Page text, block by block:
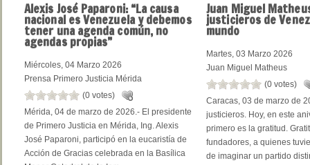
Alexis José Paparoni: “La causa
nacional es Venezuela y debemos
tener una agenda común, no
agendas propias”
Miércoles, 04 Marzo 2026
Prensa Primero Justicia Mérida
(0 votes)
Mérida, 04 de marzo de 2026.- El presidente
de Primero Justicia en Mérida, Ing. Alexis
José Paparoni, participó en la eucaristía de
Acción de Gracias celebrada en la Basílica
Juan Miguel
justicieros de
mundo
Martes, 03 Marzo 2026
Juan Miguel Matheus
(0 votes)
Caracas, 03 de marzo de
justicieros. Hoy, en este
primero es la gratitud.
fundadores, a quienes
de imaginar un partido